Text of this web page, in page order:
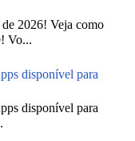
2026! Veja como
Vo...
disponível para
disponível para